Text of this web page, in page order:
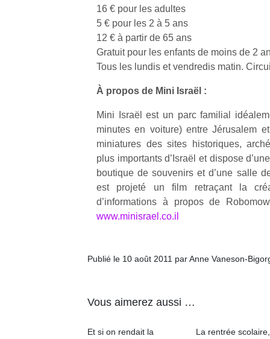
16 € pour les adultes
5 € pour les 2 à 5 ans
12 € à partir de 65 ans
Gratuit pour les enfants de moins de 2
Tous les lundis et vendredis matin.
À propos de Mini Israël :
Mini Israël est un parc familial
minutes en voiture) entre Jérusalem
miniatures des sites historiques,
plus importants d’Israël et dispose
boutique de souvenirs et d’une salle
est projeté un film retraçant la
d’informations à propos de
www.minisrael.co.il
Publié le 10 août 2011 par Anne Vaneson-
Vous aimerez aussi …
Et si on rendait la
La rentrée
physique
ou
apprentissage…